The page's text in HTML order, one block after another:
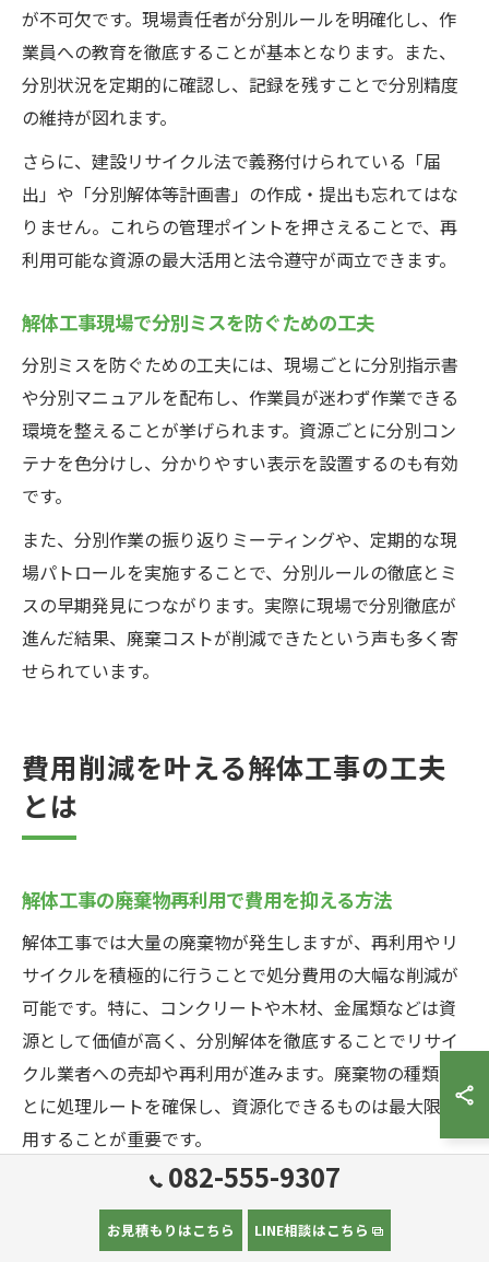
が不可欠です。現場責任者が分別ルールを明確化し、作
業員への教育を徹底することが基本となります。また、
分別状況を定期的に確認し、記録を残すことで分別精度
の維持が図れます。
さらに、建設リサイクル法で義務付けられている「届
出」や「分別解体等計画書」の作成・提出も忘れてはな
りません。これらの管理ポイントを押さえることで、再
利用可能な資源の最大活用と法令遵守が両立できます。
解体工事現場で分別ミスを防ぐための工夫
分別ミスを防ぐための工夫には、現場ごとに分別指示書
や分別マニュアルを配布し、作業員が迷わず作業できる
環境を整えることが挙げられます。資源ごとに分別コン
テナを色分けし、分かりやすい表示を設置するのも有効
です。
また、分別作業の振り返りミーティングや、定期的な現
場パトロールを実施することで、分別ルールの徹底とミ
スの早期発見につながります。実際に現場で分別徹底が
進んだ結果、廃棄コストが削減できたという声も多く寄
せられています。
費用削減を叶える解体工事の工夫
とは
解体工事の廃棄物再利用で費用を抑える方法
解体工事では大量の廃棄物が発生しますが、再利用やリ
サイクルを積極的に行うことで処分費用の大幅な削減が
可能です。特に、コンクリートや木材、金属類などは資
源として価値が高く、分別解体を徹底することでリサイ
クル業者への売却や再利用が進みます。廃棄物の種類ご
とに処理ルートを確保し、資源化できるものは最大限活
用することが重要です。
また、建設リサイクル法に基づき、特定建設資材（コン
クリート・アスファルト・木材など）は分別解体・再資
源化が義務化されています。これにより法令順守ととも
082-555-9307
お見積もりはこちら LINE相談はこちら